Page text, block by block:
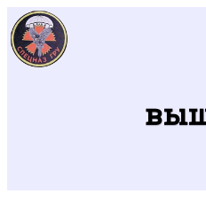
Перейти к основному